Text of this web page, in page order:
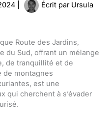
Écrit par Ursula
Route des Jardins,
du Sud, offrant un mélange
de tranquillité et de
de montagnes
est une
qui cherchent à s’évader